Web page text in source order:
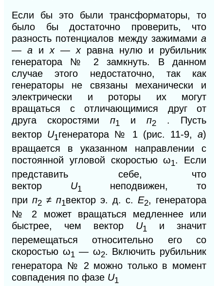
Если бы это были трансформаторы, то
было бы достаточно проверить, что
разность потенциалов между зажимами а
— а и х — х равна нулю и рубильник
генератора № 2
замкнуть. В данном
случае этого недостаточно, так как
генераторы не связаны механически и
электрически и роторы их могут
вращаться с отличающимися друг от
друга
скоростями п1 и п2 . Пусть
вектор U1генератора № 1 (рис. 11-9, а)
вращается в указанном направлении с
постоянной угловой скоростью ω1. Если
представить себе, что
вектор U1
неподвижен, то
при п2 ≠ п1вектор э. д. с. Е2, генератора
№ 2
может вращаться медленнее или
быстрее, чем вектор U1
и значит
перемещаться относительно его со
скоростью ω1 — ω2. Включить рубильник
генератора № 2 можно только в момент
совпадения по фазе U1